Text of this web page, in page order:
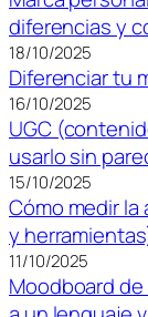
diferencias y
18/10/2025
Diferenciar tu
16/10/2025
UGC
usarlo sin
15/10/2025
Cómo medir
y
11/10/2025
Moodboard